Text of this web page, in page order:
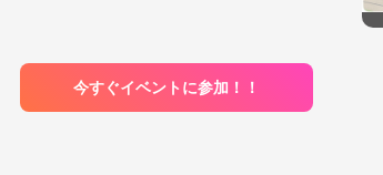
今すぐイベントに参加！！